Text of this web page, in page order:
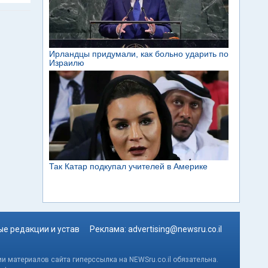
редакции и устав Реклама: advertising@newsru.co.il
сайта гиперссылка на NEWSru.co.il обязательна.